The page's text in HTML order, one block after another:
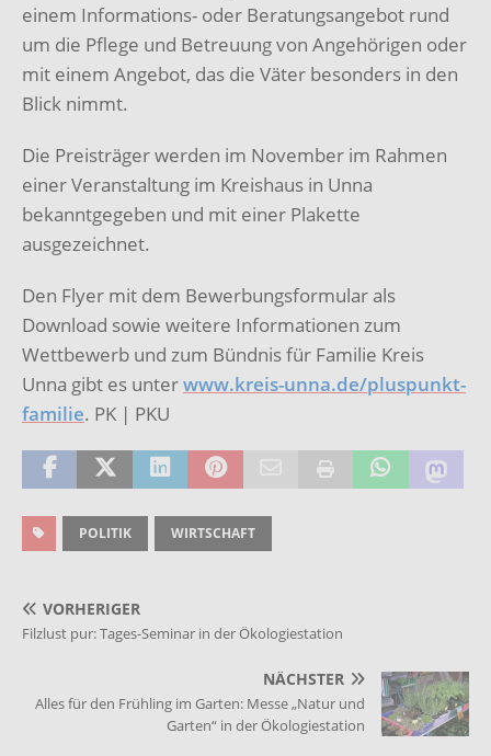
einem Informations- oder Beratungsangebot rund
um die Pflege und Betreuung von Angehörigen oder
mit einem Angebot, das die Väter besonders in den
Blick nimmt.
Die Preisträger werden im November im Rahmen
einer Veranstaltung im Kreishaus in Unna
bekanntgegeben und mit einer Plakette
ausgezeichnet.
Den Flyer mit dem Bewerbungsformular als
Download sowie weitere Informationen zum
Wettbewerb und zum Bündnis für Familie Kreis
Unna gibt es unterwww.kreis-unna.de/pluspunkt-
familie. PK | PKU
POLITIK WIRTSCHAFT
VORHERIGER
Filzlust pur: Tages-Seminar in der Ökologiestation
NÄCHSTER
Alles für den Frühling im Garten: Messe „Natur und
Garten“ in der Ökologiestation